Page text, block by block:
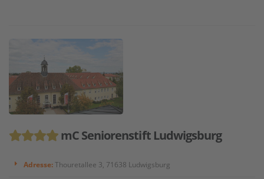
mC Seniorenstift Ludwigsburg
Adresse:Thouretallee 3, 71638 Ludwigsburg